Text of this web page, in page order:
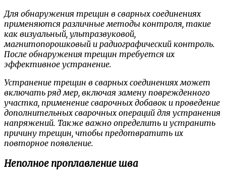
Для обнаружения трещин в сварных соединениях
применяются различные методы контроля, такие
как визуальный, ультразвуковой,
магнитопорошковый и радиографический контроль.
После обнаружения трещин требуется их
эффективное устранение.
Устранение трещин в сварных соединениях может
включать ряд мер, включая замену поврежденного
участка, применение сварочных добавок и проведение
дополнительных сварочных операций для устранения
напряжений. Также важно определить и устранить
причину трещин, чтобы предотвратить их
повторное появление.
Неполное проплавление шва